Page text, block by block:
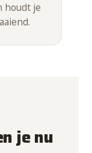
houdt je
je nu